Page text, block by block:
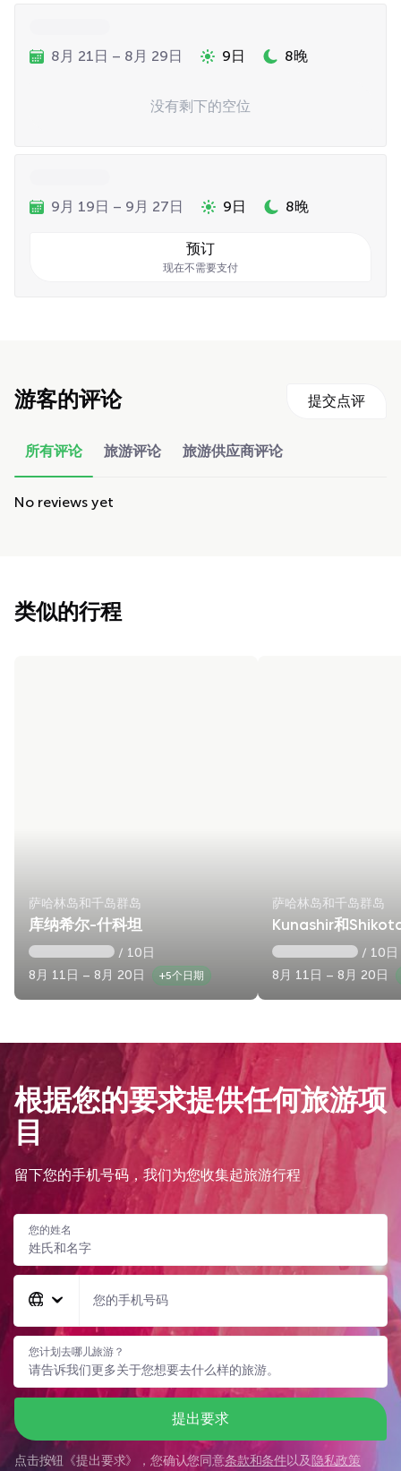
8月 21日 – 8月 29日 9日 8晚
没有剩下的空位
9月 19日 – 9月 27日 9日 8晚
预订
现在不需要支付
游客的评论 提交点评
所有评论 旅游评论 旅游供应商评论
No reviews yet
类似的行程
萨哈林岛和千岛群岛
库纳希尔-什科坦
/ 10日
8月 11日 – 8月 20日
+5个日期
萨哈林岛和千岛群岛
Kunashir和
/ 10日
8月 11日 – 8月 20日
根据您的要求提供任何旅游项
目
留下您的手机号码，我们为您收集起旅游行程
您的姓名
您的手机号码
您计划去哪儿旅游？
提出要求
点击按钮《提出要求》，您确认您同意条款和条件以及 隐私政策